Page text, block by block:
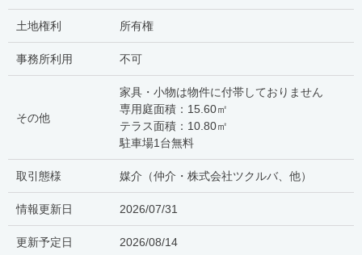
土地権利 所有権
事務所利用 不可
その他
家具・小物は物件に付帯しておりません
専用庭面積：15.60㎡
テラス面積：10.80㎡
駐車場1台無料
取引態様 媒介（仲介・株式会社ツクルバ、他）
情報更新日 2026/07/31
更新予定日
2026/08/14